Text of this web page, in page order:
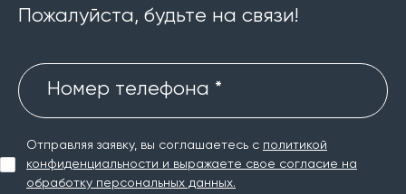
Пожалуйста, будьте на связи!
Номер телефона *
Отправляя заявку, вы соглашаетесь с политикой
конфиденциальности и выражаете свое согласие на
обработку персональных данных.